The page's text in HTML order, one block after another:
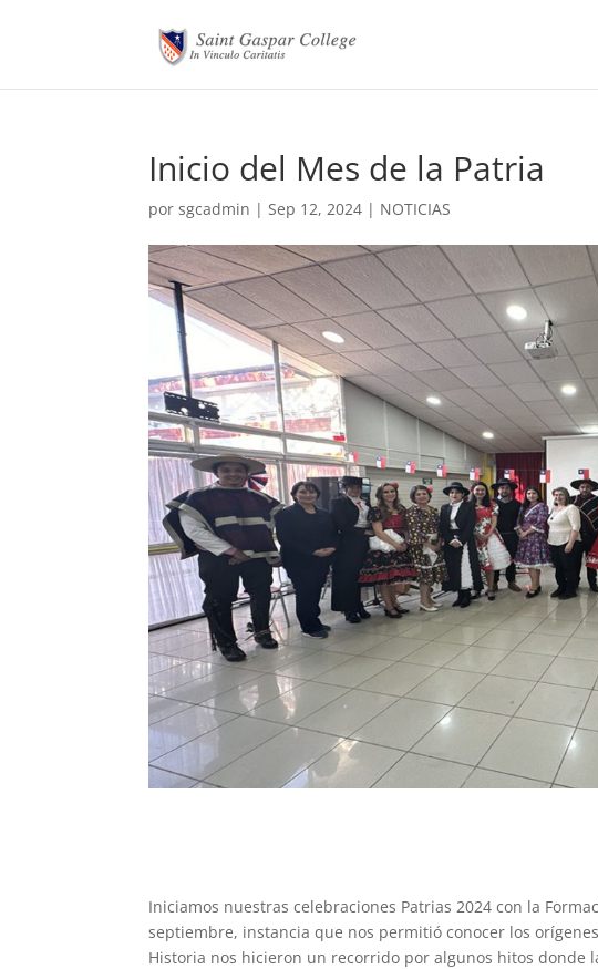
Inicio del Mes de la Patria
porsgcadmin |Sep 12, 2024 | NOTICIAS
Iniciamos nuestras celebraciones Patrias 2024 con la
septiembre, instancia que nos permitió conocer los
Historia nos hicieron un recorrido por algunos hitos donde